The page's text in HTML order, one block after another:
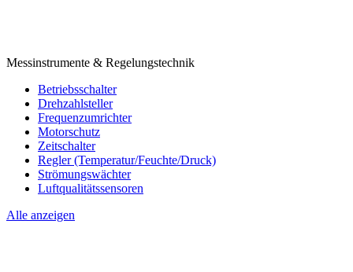
Messinstrumente & Regelungstechnik
Betriebsschalter
Drehzahlsteller
Frequenzumrichter
Motorschutz
Zeitschalter
Regler (Temperatur/Feuchte/Druck)
Strömungswächter
Luftqualitätssensoren
Alle anzeigen